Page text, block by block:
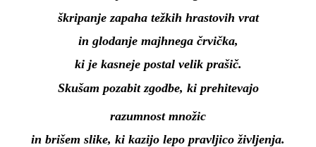
škripanje zapaha težkih hrastovih vrat
in glodanje majhnega črvička,
ki je kasneje postal velik prašič.
Skušam pozabit zgodbe, ki prehitevajo
razumnost množic
in brišem slike, ki kazijo lepo pravljico življenja.